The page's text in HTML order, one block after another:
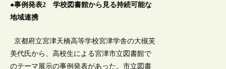
●事例発表2 学校図書館から見る持続可能な
地域連携
京都府立宮津天橋高等学校宮津学舎の大槻芙
美代氏から、高校生による宮津市立図書館で
のテーマ展示の事例発表があった。市立図書